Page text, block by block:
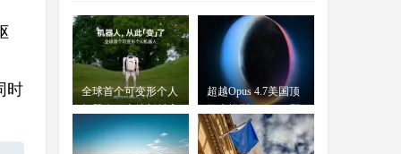
时
告，"Apple智能"正式完成备案
wangjing
OpenAI前女CTO创业发布首款
AI模型：借鉴中
穆拉蒂凤凰网科技讯 北京时间7月
16日，据《华尔街日报》报道，
OpenAI前首席技术官米拉
全球首个可变形个人
元T1
超越Opus 4.7美国顶
将发